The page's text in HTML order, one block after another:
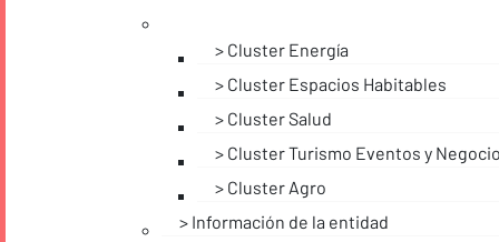
Cluster Energía
Cluster Espacios Habitables
Cluster Salud
Cluster Turismo Eventos y
Cluster Agro
Información de la entidad